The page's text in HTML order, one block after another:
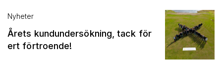
Nyheter
Årets kundundersökning, tack för
ert förtroende!